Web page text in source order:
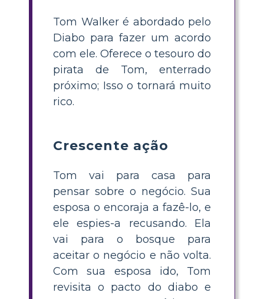
Tom Walker é abordado pelo
Diabo para fazer um acordo
com ele. Oferece o tesouro do
pirata de Tom, enterrado
próximo; Isso o tornará muito
rico.
Crescente ação
Tom vai para casa para
pensar sobre o negócio. Sua
esposa o encoraja a fazê-lo, e
ele espies-a recusando. Ela
vai para o bosque para
aceitar o negócio e não volta.
Com sua esposa ido, Tom
revisita o pacto do diabo e